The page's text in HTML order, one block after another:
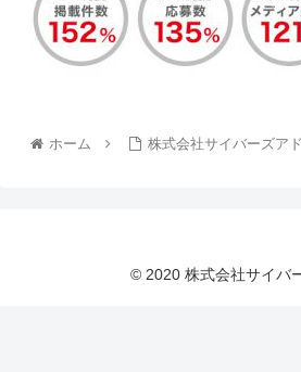
ホーム 株式会社サイバーズアド
© 2020 株式会社サイバ